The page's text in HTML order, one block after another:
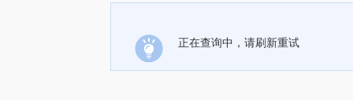
正在查询中，请刷新重试